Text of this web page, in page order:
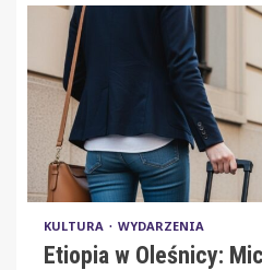
KULTURA WYDARZENIA
Etiopia w Oleśnicy: